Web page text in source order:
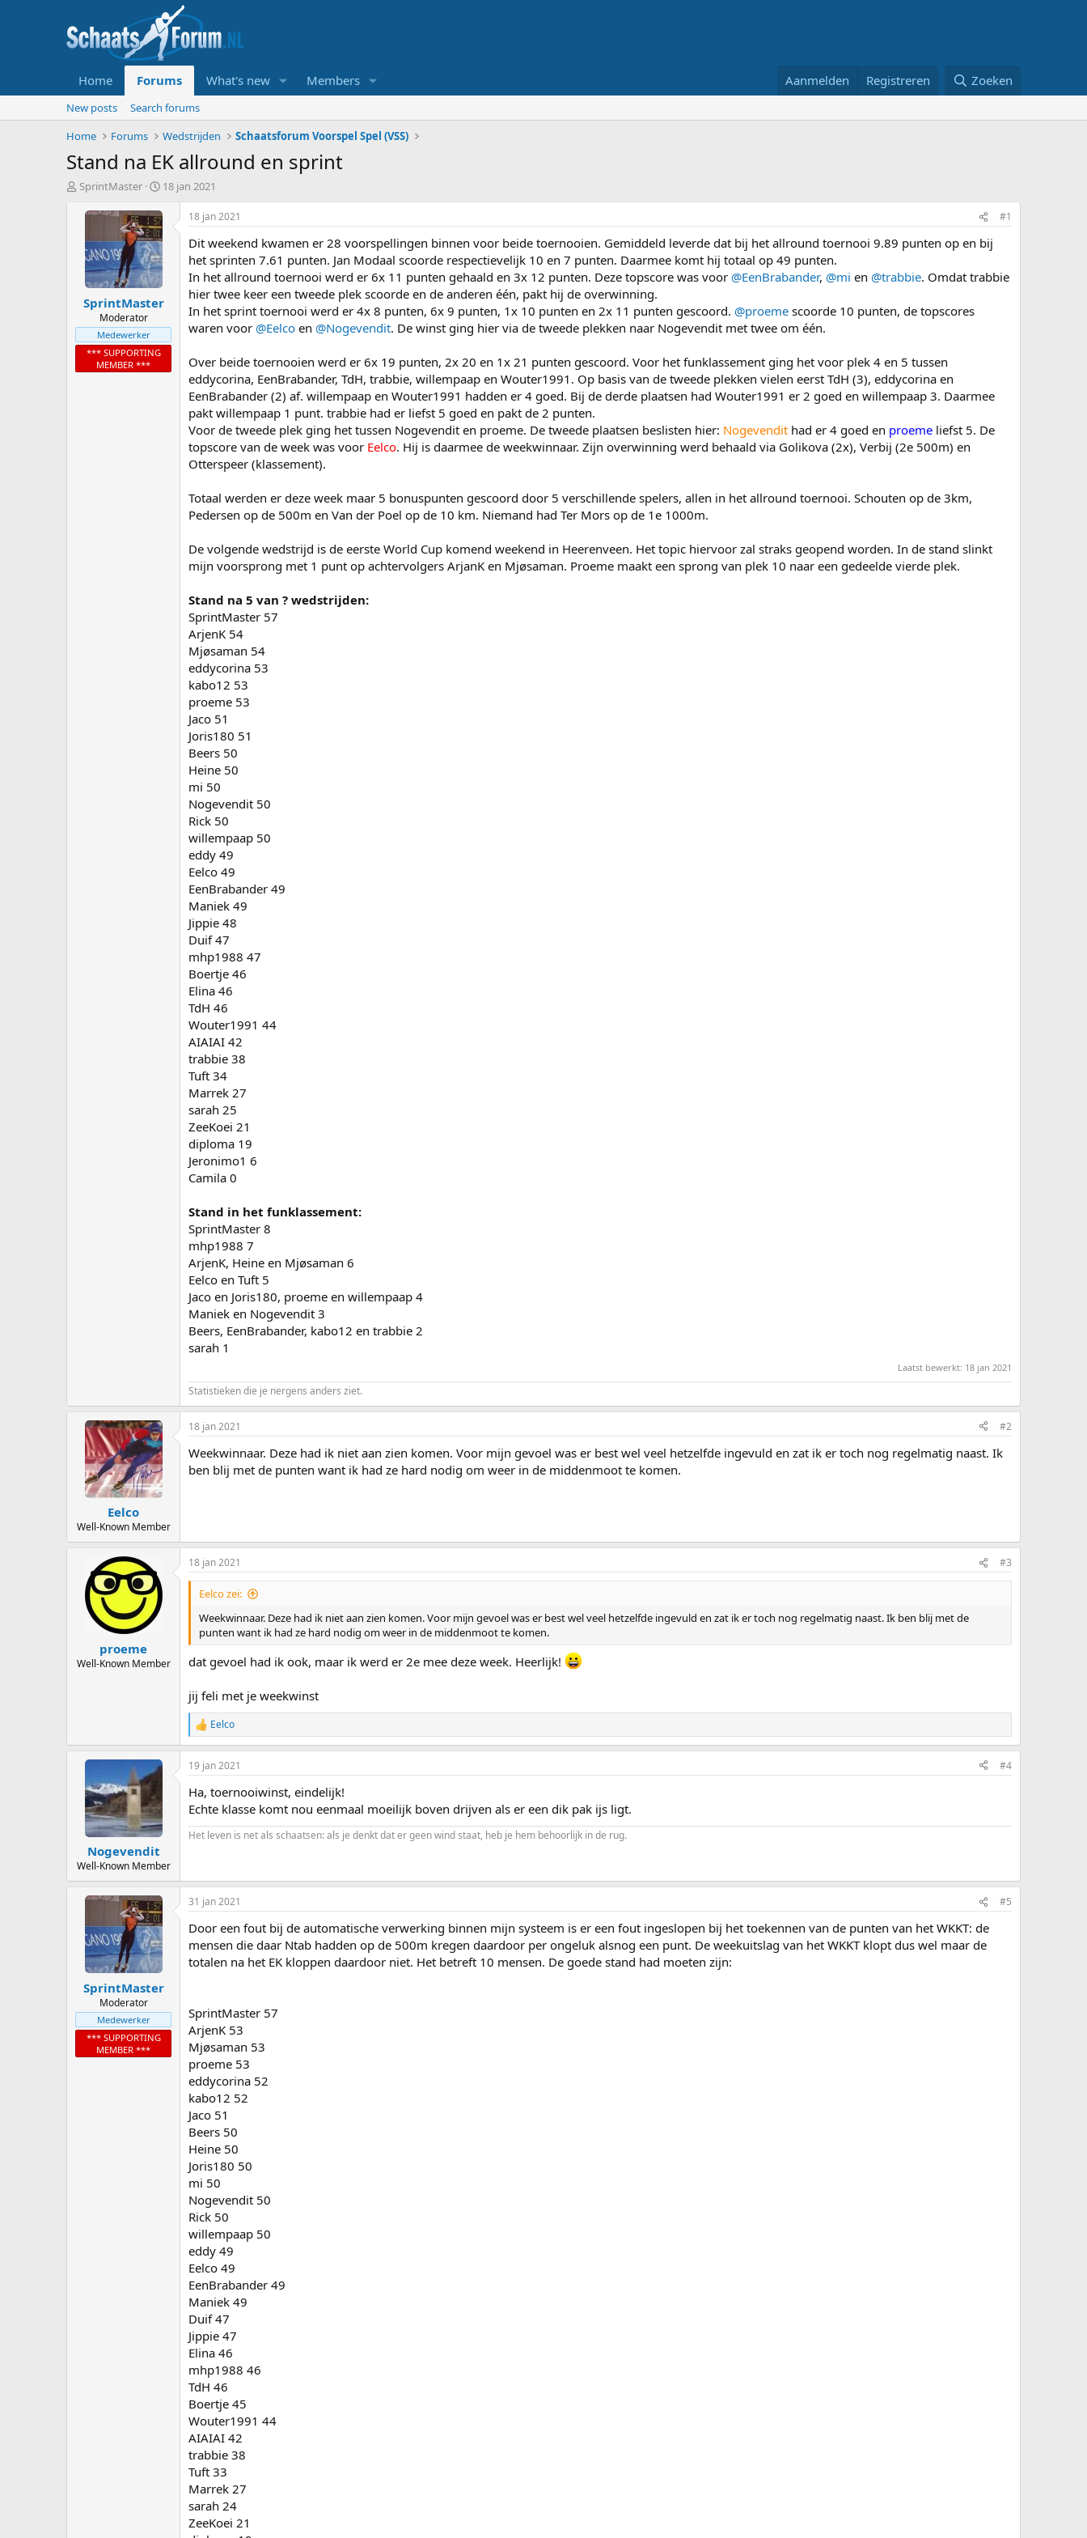
Home Forums What's new Members Aanmelden Registreren Zoeken
New posts
Search forums
Home
Forums Wedstrijden Schaatsforum Voorspel Spel (VSS)
Stand na EK allround en sprint
T
e
r
SprintMaster
S
a
r
t
d
a
t
u
18 jan 2021
SprintMaster
Moderator
Medewerker
*** SUPPORTING
MEMBER ***
18 jan 2021 #1
Dit weekend kwamen er 28 voorspellingen binnen voor beide toernooien. Gemiddeld leverde dat bij het allround toernooi 9.89 punten op en bij
het sprinten 7.61 punten. Jan Modaal scoorde respectievelijk 10 en 7 punten. Daarmee komt hij totaal op 49 punten.
In het allround toernooi werd er 6x 11 punten gehaald en 3x 12 punten. Deze topscore was voor @EenBrabander, @mi en @trabbie. Omdat trabbie
hier twee keer een tweede plek scoorde en de anderen één, pakt hij de overwinning.
In het sprint toernooi werd er 4x 8 punten, 6x 9 punten, 1x 10 punten en 2x 11 punten gescoord. @proeme scoorde 10 punten, de topscores
waren voor @Eelco en @Nogevendit. De winst ging hier via de tweede plekken naar Nogevendit met twee om één.
Over beide toernooien werd er 6x 19 punten, 2x 20 en 1x 21 punten gescoord. Voor het funklassement ging het voor plek 4 en 5 tussen
eddycorina, EenBrabander, TdH, trabbie, willempaap en Wouter1991. Op basis van de tweede plekken vielen eerst TdH (3), eddycorina en
EenBrabander (2) af. willempaap en Wouter1991 hadden er 4 goed. Bij de derde plaatsen had Wouter1991 er 2 goed en willempaap 3. Daarmee
pakt willempaap 1 punt. trabbie had er liefst 5 goed en pakt de 2 punten.
Voor de tweede plek ging het tussen Nogevendit en proeme. De tweede plaatsen beslisten hier: Nogevendit had er 4 goed en proeme liefst 5. De
topscore van de week was voor Eelco. Hij is daarmee de weekwinnaar. Zijn overwinning werd behaald via Golikova (2x), Verbij (2e 500m) en
Otterspeer (klassement).
Totaal werden er deze week maar 5 bonuspunten gescoord door 5 verschillende spelers, allen in het allround toernooi. Schouten op de 3km,
Pedersen op de 500m en Van der Poel op de 10 km. Niemand had Ter Mors op de 1e 1000m.
De volgende wedstrijd is de eerste World Cup komend weekend in Heerenveen. Het topic hiervoor zal straks geopend worden. In de stand slinkt
mijn voorsprong met 1 punt op achtervolgers ArjanK en Mjøsaman. Proeme maakt een sprong van plek 10 naar een gedeelde vierde plek.
Stand na 5 van ? wedstrijden:
SprintMaster 57
ArjenK 54
Mjøsaman 54
eddycorina 53
kabo12 53
proeme 53
Jaco 51
Joris180 51
Beers 50
Heine 50
mi 50
Nogevendit 50
Rick 50
willempaap 50
eddy 49
Eelco 49
EenBrabander 49
Maniek 49
Jippie 48
Duif 47
mhp1988 47
Boertje 46
Elina 46
TdH 46
Wouter1991 44
AIAIAI 42
trabbie 38
Tuft 34
Marrek 27
sarah 25
ZeeKoei 21
diploma 19
Jeronimo1 6
Camila 0
Stand in het funklassement:
SprintMaster 8
mhp1988 7
ArjenK, Heine en Mjøsaman 6
Eelco en Tuft 5
Jaco en Joris180, proeme en willempaap 4
Maniek en Nogevendit 3
Beers, EenBrabander, kabo12 en trabbie 2
sarah 1
Laatst bewerkt: 18 jan 2021
Statistieken die je nergens anders ziet.
Eelco
Well-Known Member
18 jan 2021 #2
Weekwinnaar. Deze had ik niet aan zien komen. Voor mijn gevoel was er best wel veel hetzelfde ingevuld en zat ik er toch nog regelmatig naast. Ik
ben blij met de punten want ik had ze hard nodig om weer in de middenmoot te komen.
proeme
Well-Known Member
18 jan 2021 #3
Eelco zei:
Weekwinnaar. Deze had ik niet aan zien komen. Voor mijn gevoel was er best wel veel hetzelfde ingevuld en zat ik er toch nog regelmatig naast. Ik ben blij met de
punten want ik had ze hard nodig om weer in de middenmoot te komen.
dat gevoel had ik ook, maar ik werd er 2e mee deze week. Heerlijk!
jij feli met je weekwinst
R
e
a
c
i
o
s
Eelco
Nogevendit
Well-Known Member
19 jan 2021 #4
Ha, toernooiwinst, eindelijk!
Echte klasse komt nou eenmaal moeilijk boven drijven als er een dik pak ijs ligt.
Het leven is net als schaatsen: als je denkt dat er geen wind staat, heb je hem behoorlijk in de rug.
SprintMaster
Moderator
Medewerker
*** SUPPORTING
MEMBER ***
31 jan 2021 #5
Door een fout bij de automatische verwerking binnen mijn systeem is er een fout ingeslopen bij het toekennen van de punten van het WKKT: de
mensen die daar Ntab hadden op de 500m kregen daardoor per ongeluk alsnog een punt. De weekuitslag van het WKKT klopt dus wel maar de
totalen na het EK kloppen daardoor niet. Het betreft 10 mensen. De goede stand had moeten zijn:
SprintMaster 57
ArjenK 53
Mjøsaman 53
proeme 53
eddycorina 52
kabo12 52
Jaco 51
Beers 50
Heine 50
Joris180 50
mi 50
Nogevendit 50
Rick 50
willempaap 50
eddy 49
Eelco 49
EenBrabander 49
Maniek 49
Duif 47
Jippie 47
Elina 46
mhp1988 46
TdH 46
Boertje 45
Wouter1991 44
AIAIAI 42
trabbie 38
Tuft 33
Marrek 27
sarah 24
ZeeKoei 21